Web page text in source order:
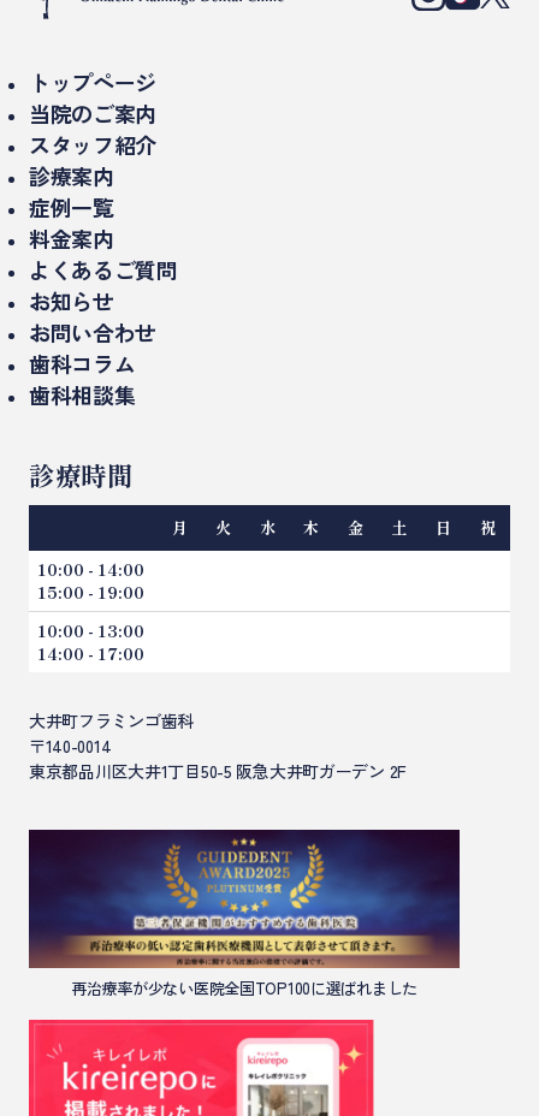
診療時間
月 火 水 木 金 土 日
祝
10:00 - 14:00
15:00 - 19:00
10:00 - 13:00
14:00 - 17:00
大井町フラミンゴ歯科
〒140-0014
東京都品川区大井1丁目50-5 阪急大井町ガーデン 2F
再治療率が少ない医院全国TOP100に選ばれました
トップページ
当院のご案内
当院について
診療時間・アクセス
設備紹介（院内・機器）
医院概要
スタッフ紹介
理事長紹介
ドクター紹介
診療案内
インプラント治療
セラミック治療/詰め物、被せもの
ミニッシュ
入れ歯、義歯
精密治療（マイクロスコープ）
ホワイトニング
虫歯治療
歯周病
小児歯科（こどもの歯科）
症例一覧
料金案内
よくあるご質問
お知らせ
お問い合わせ
歯科コラム
インプラントのコラム
矯正歯科のコラム
一般歯科のコラム
歯科相談集
セラミックやり直し相談集